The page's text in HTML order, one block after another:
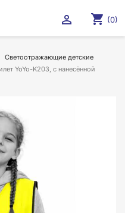
shopping_cart (0)

Светоотражающие детские
YoYo-K203, с нанесённой